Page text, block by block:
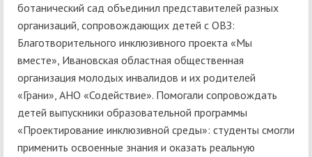
ботанический сад объединил представителей разных
организаций, сопровождающих детей с ОВЗ:
Благотворительного инклюзивного проекта «Мы
вместе», Ивановская областная общественная
организация молодых инвалидов и их родителей
«Грани», АНО «Содействие». Помогали сопровождать
детей выпускники образовательной программы
«Проектирование инклюзивной среды»: студенты смогли
применить освоенные знания и оказать реальную